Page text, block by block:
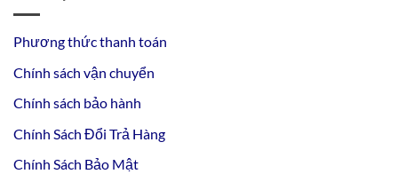
Phương thức thanh toán
Chính sách vận chuyển
Chính sách bảo hành
Chính Sách Đổi Trả Hàng
Chính Sách Bảo Mật